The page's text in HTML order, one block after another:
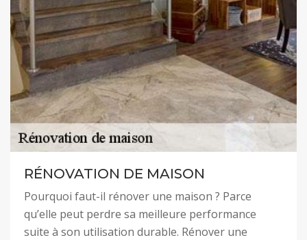
RÉNOVATION DE MAISON
Pourquoi faut-il rénover une maison ? Parce
qu’elle peut perdre sa meilleure performance
suite à son utilisation durable. Rénover une